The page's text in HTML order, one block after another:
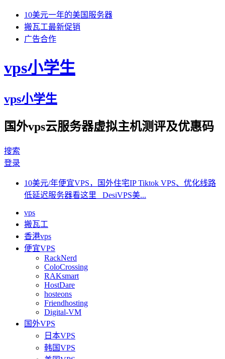
10美元一年的美国服务器
搬瓦工最新促销
广告合作
vps小学生
vps小学生
国外vps云服务器虚拟主机测评及优惠码
搜索
登录
10美元/年便宜VPS，国外住宅IP Tiktok VPS、优化线路
低延迟服务器看这里 DesiVPS美...
vps
搬瓦工
香港vps
便宜VPS
RackNerd
ColoCrossing
RAKsmart
HostDare
hosteons
Friendhosting
Digital-VM
国外VPS
日本VPS
韩国VPS